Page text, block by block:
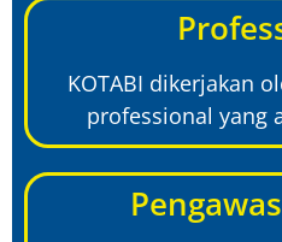
KOTABI dikerjakan
professional yang